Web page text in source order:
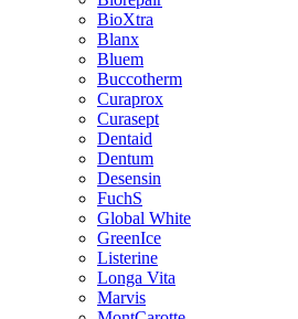
BioXtra
Blanx
Bluem
Buccotherm
Curaprox
Curasept
Dentaid
Dentum
Desensin
FuchS
Global White
GreenIce
Listerine
Longa Vita
Marvis